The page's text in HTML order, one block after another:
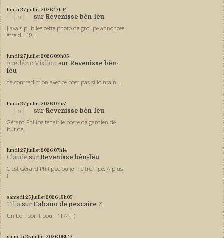
lundi 27juillet 202613h44
ˉˉˉ│∩│ˉˉˉ sur Revenisse bèn-lèu
J'avais publiée cette photo de groupe annoncée
être du 18...
lundi 27juillet 2026 09h35
Frédéric Viallon sur Revenisse bèn-
lèu
Ya contradiction avec ce post pas si lointain...
lundi 27juillet 2026 07h51
ˉˉˉ│∩│ˉˉˉ sur Revenisse bèn-lèu
Gérard Philipe tenait le poste de gardien de
but de...
lundi 27juillet 2026 07h14
Claude sur Revenisse bèn-lèu
C'est Gérard Philippe ou je me trompe. A plus
!
samedi 25juillet 202613h05
Tilia sur Cabano de pescaire ?
Un bon point pour l''I.A. ;-)
samedi 25juillet 2026 06h13